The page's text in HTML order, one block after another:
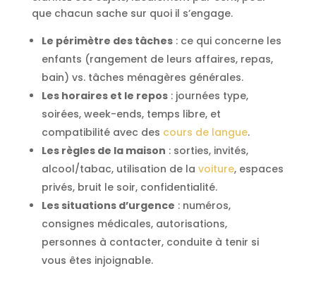
que chacun sache sur quoi il s’engage.
Le périmètre des tâches: ce qui concerne les
enfants (rangement de leurs affaires, repas,
bain) vs. tâches ménagères générales.
Les horaires et le repos: journées type,
soirées, week-ends, temps libre, et
compatibilité avec des cours de langue.
Les règles de la maison : sorties, invités,
alcool/tabac, utilisation de la voiture, espaces
privés, bruit le soir, confidentialité.
Les situations d’urgence : numéros,
consignes médicales, autorisations,
personnes à contacter, conduite à tenir si
vous êtes injoignable.